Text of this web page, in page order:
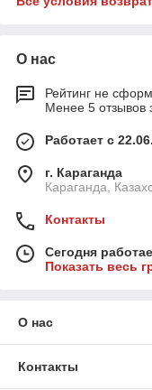
О нас
Рейтинг не
Менее 5 отзывов
Работает с
г. Караганда
Караганда,
Контакты
Сегодня
Показать весь
О нас
Контакты